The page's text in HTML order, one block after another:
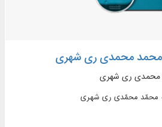
محمد محمدی ری‌ شهری
محمدی ری‌ شهری